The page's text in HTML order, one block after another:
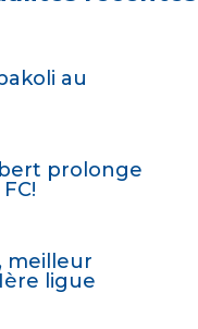
au
prolonge
meilleur
ligue